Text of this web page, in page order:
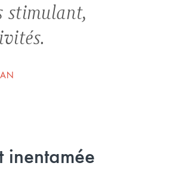
stimulant,
inentamée